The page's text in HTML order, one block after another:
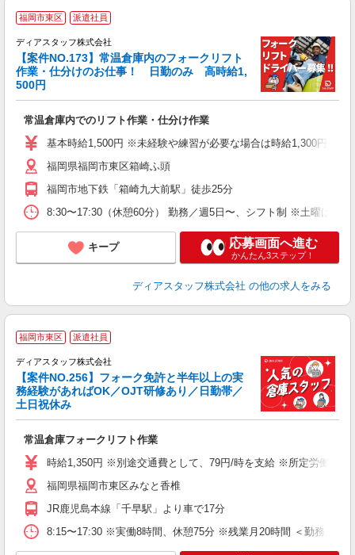
福岡市東区 派遣社員
ディアスタッフ株式会社
【案件NO.173】常温倉庫内のフォークリフト
作業・仕分けのお仕事！ 日勤のみ 高時給1,
500円
常温倉庫内でのリフト作業・仕分け作業
基本時給1,500円 ※未経験や練習が必要な場合は時給1,300円〜
福岡県福岡市東区箱崎ふ頭
福岡市地下鉄「箱崎九大前駅」徒歩25分
8:30〜17:30（休憩60分） 勤務／週5日〜、シフト制 ※土曜は隔
キープ 応募画面へ進む
かんたん3ステップ！
ディアスタッフ株式会社 の他の求人をみる
福岡市東区 派遣社員
ディアスタッフ株式会社
【案件NO.256】フォーク免許と半年以上の実
務経験があればOK／OJT研修あり／日勤帯／
土日祝休み
常温倉庫フォークリフト作業
時給1,350円 ※別途交通費として、79円/時を支給 ※所定労働時間
福岡県福岡市東区みなと香椎
JR鹿児島本線「千早駅」より車で17分
8:15〜17:30 ※実働8時間、休憩75分 ※残業月20時間 ＜勤務＞月